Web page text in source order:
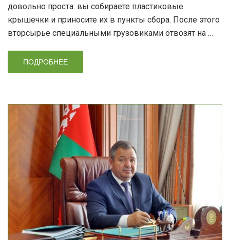
довольно проста: вы собираете пластиковые
крышечки и приносите их в пункты сбора. После этого
вторсырье специальными грузовиками отвозят на …
ПОДРОБНЕЕ